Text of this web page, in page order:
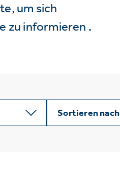
um sich
zu informieren .
Sortieren nach